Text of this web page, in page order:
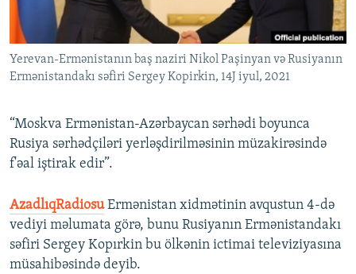
KARIKATURA
İSLAM VƏ DEMOKRATIYA
İZ - MƏDƏNIYYƏT PROQRAMI
PEŞƏ ETIKASI VƏ JURNALISTIKA STANDARTLARIMIZ
MATERIALLARIMIZDAN ISTIFADƏ
AZADLIQRADIOSU MOBIL TELEFONUNUZDA
XƏBƏR BÜLLETENLƏRIMIZ
RFE/RL-in bütün saytları
Yerevan-Ermənistanın baş naziri Nikol Paşinyan və Rusiyanın
Ermənistandakı səfiri Sergey Kopirkin, 14J iyul, 2021
“Moskva Ermənistan-Azərbaycan sərhədi boyunca
Rusiya sərhədçiləri yerləşdirilməsinin müzakirəsində
f'əal iştirak edir”.
AzadlıqRadiosu Ermənistan xidmətinin avqustun 4-də
vediyi məlumata görə, bunu Rusiyanın Ermənistandakı
səfiri Sergey Kopırkin bu ölkənin ictimai televiziyasına
müsahibəsində deyib.